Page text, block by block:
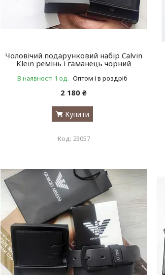
Чоловічий подарунковий набір Calvin
Klein ремінь і гаманець чорний
В наявності 1 од. Оптом і в роздріб
2 180 ₴
Купити
23057